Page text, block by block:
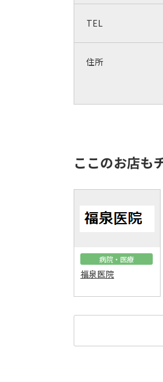
TEL
住所
ここのお店も
病院・医療
福泉医院